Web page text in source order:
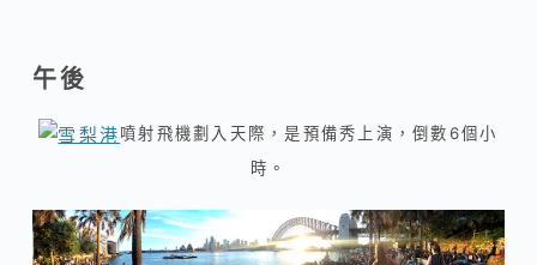
午後
噴射飛機劃入天際，是預備秀上演，倒數6個小
時。